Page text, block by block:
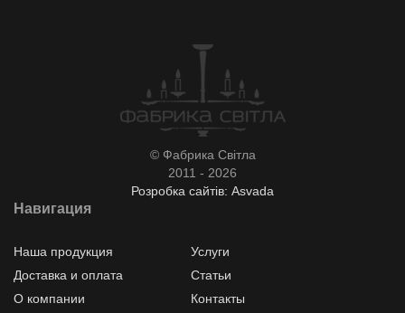
© Фабрика Світла
2011 - 2026
Розробка сайтів: Asvada
Навигация
Наша продукция
Услуги
Доставка и оплата
Статьи
О компании
Контакты